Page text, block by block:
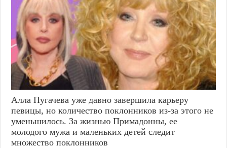
Алла Пугачева уже давно завершила карьеру
певицы, но количество поклонников из-за этого не
уменьшилось. За жизнью Примадонны, ее
молодого мужа и маленьких детей следит
множество поклонников